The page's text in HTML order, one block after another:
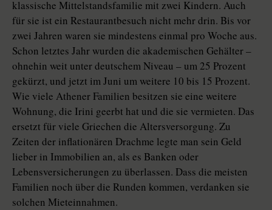
klassische Mittelstandsfamilie mit zwei Kindern. Auch
für sie ist ein Restaurantbesuch nicht mehr drin. Bis vor
zwei Jahren waren sie mindestens einmal pro Woche aus.
Schon letztes Jahr wurden die akademischen Gehälter –
ohnehin weit unter deutschem Niveau – um 25 Prozent
gekürzt, und jetzt im Juni um weitere 10 bis 15 Prozent.
Wie viele Athener Familien besitzen sie eine weitere
Wohnung, die Irini geerbt hat und die sie vermieten. Das
ersetzt für viele Griechen die Altersversorgung. Zu
Zeiten der inflationären Drachme legte man sein Geld
lieber in Immobilien an, als es Banken oder
Lebensversicherungen zu überlassen. Dass die meisten
Familien noch über die Runden kommen, verdanken sie
solchen Mieteinnahmen.